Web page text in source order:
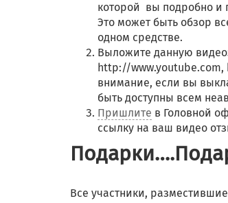
которой вы подробно и
Это может быть обзор
одном средстве.
Выложите данную
http://
внимание, если вы
быть доступны всем
Пришлите в Головной
ссылку на ваш видео
Все участники,